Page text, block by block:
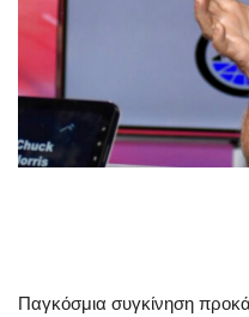
Παγκόσμια συγκίνηση